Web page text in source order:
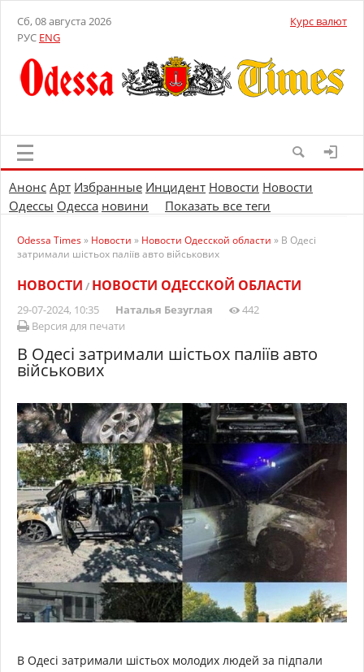
Сб, 08 августа 2026
РУС ENG
Курс валют
Анонс Арт Избранные Инцидент Новости Новости
Одессы Одесса новини Показать все теги
Odessa Times» Новости » Новости Одесской области » В Одесі
затримали шістьох паліїв авто військових
НОВОСТИ / НОВОСТИ ОДЕССКОЙ ОБЛАСТИ
29-07-2024, 10:35 Наталья Безуглая
442
Версия для печати
В Одесі затримали шістьох паліїв авто
військових
В Одесі затримали шістьох молодих людей за підпали